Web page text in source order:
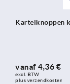
Kartelknoppen
vanaf 4,36 €
excl. BTW
plus verzendkosten